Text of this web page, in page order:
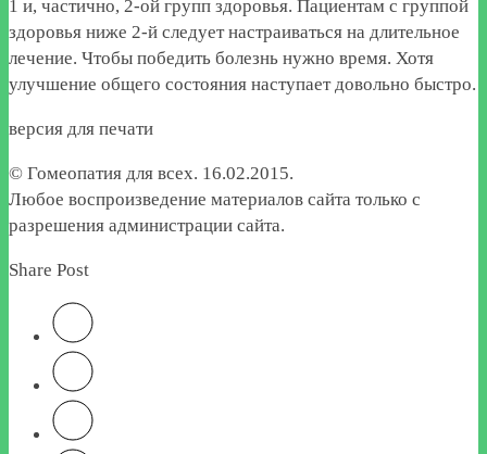
1 и, частично, 2-ой групп здоровья. Пациентам с группой
здоровья ниже 2-й следует настраиваться на длительное
лечение. Чтобы победить болезнь нужно время. Хотя
улучшение общего состояния наступает довольно быстро.
версия для печати
© Гомеопатия для всех. 16.02.2015.
Любое воспроизведение материалов сайта только с
разрешения администрации сайта.
Share Post